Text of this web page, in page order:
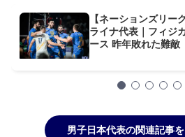
【ネーションズリー
ライナ代表｜フィジ
ース 昨年敗れた難敵
男子日本代表の関連記事